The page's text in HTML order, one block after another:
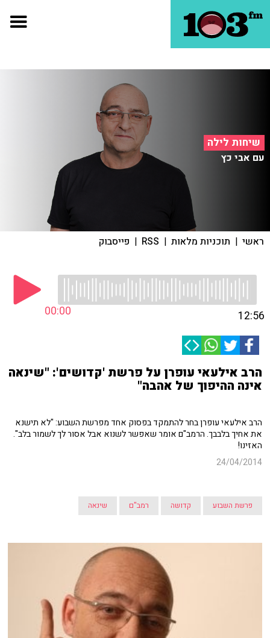
שיחות לילה
עם אבי כץ
ראשי | תוכניות מלאות |
RSS
| פייסבוק
00:00 12:56
הרב אילעאי עופרן על פרשת 'קדושים': "שינאה
אינה ההיפוך של אהבה"
הרב אילעאי עופרן בחר להתמקד בפסוק אחד מפרשת השבוע: "לא תישנא
את אחיך בלבבך. הרמב"ם אומר שאפשר לשנוא אבל אסור לך לשמור בלב".
האזינו!
24/04/2014
פרשת השבוע קדושה רמב"ם שינאה